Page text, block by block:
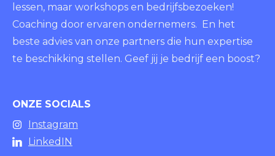
lessen, maar workshops en bedrijfsbezoeken!
Coaching door ervaren ondernemers. En het
beste advies van onze partners die hun expertise
te beschikking stellen. Geef jij je bedrijf een boost?
ONZE SOCIALS
Instagram
LinkedIN